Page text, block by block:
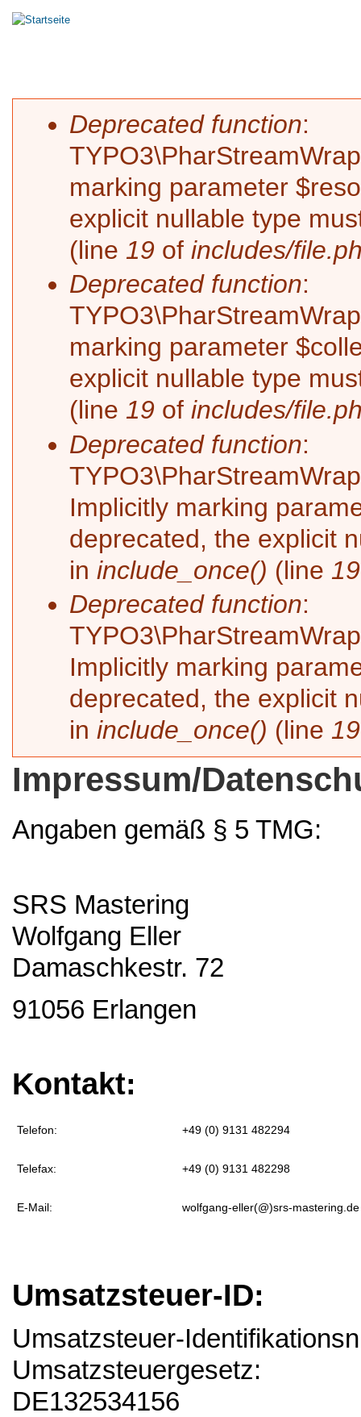
Sie sind hier
Fehlermeldung
Deprecated function:
marking parameter
explicit nullable type
(line 19 ofincludes/
Deprecated function:
marking parameter
explicit nullable type
(line 19 ofincludes/
Deprecated function:
Implicitly marking
deprecated, the explicit
ininclude_once() (line 19
Deprecated function:
Implicitly marking
deprecated, the explicit
ininclude_once() (line 19
Impressum/
Angaben gemäß § 5 TMG:
SRS Mastering
Wolfgang Eller
Damaschkestr. 72
91056 Erlangen
Kontakt:
Telefon: +49 (0) 9131 482294
Telefax: +49 (0) 9131 482298
E-Mail: wolfgang-eller(@)srs-mastering.de
Umsatzsteuer-ID:
Umsatzsteuer-
Umsatzsteuergesetz:
DE132534156